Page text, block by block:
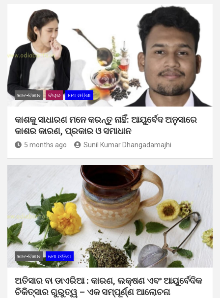
ଜ୍ଞାନ-ବିଜ୍ଞାନ ବିଚାର ମୋ ଓଡ଼ିଶା
କାଶକୁ ସାଧାରଣ ମନେ କରନ୍ତୁ ନାହିଁ: ଆୟୁର୍ବେଦ ଅନୁସାରେ
କାଶର କାରଣ, ପ୍ରକାର ଓ ସମାଧାନ
5 months ago Sunil Kumar Dhangadamajhi
ଜ୍ଞାନ-ବିଜ୍ଞାନ ମୋ ଓଡ଼ିଶା
ଅତିସାର ବା ଡାଏରିଆ : କାରଣ, ଲକ୍ଷଣ ଏବଂ ଆୟୁର୍ବେଦିକ
ଚିକିତ୍ସାର ଗୁରୁତ୍ୱ – ଏକ ସମ୍ପୂର୍ଣ୍ଣ ଆଲୋଚନା